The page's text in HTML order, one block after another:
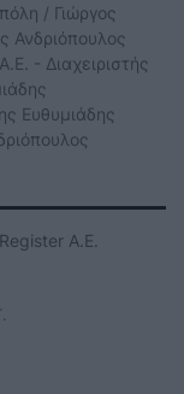
/ Γιώργος
Ανδριόπουλος
- Διαχειριστής
Ευθυμιάδης
Α.Ε.